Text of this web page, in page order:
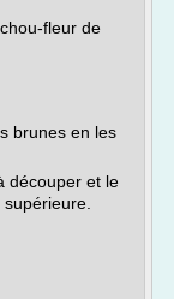
fleur de
brunes en les
découper et le